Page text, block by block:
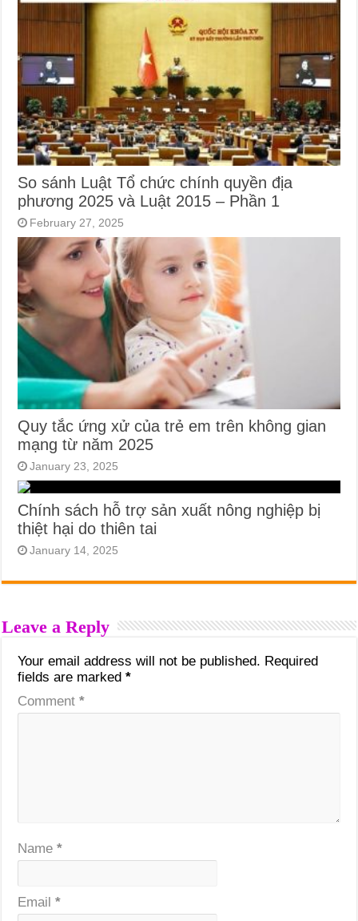
So sánh Luật Tổ chức chính quyền địa
phương 2025 và Luật 2015 – Phần 1
February 27, 2025
Quy tắc ứng xử của trẻ em trên không gian
mạng từ năm 2025
January 23, 2025
Chính sách hỗ trợ sản xuất nông nghiệp bị
thiệt hại do thiên tai
January 14, 2025
Leave a Reply
Your email address will not be published. Required
fields are marked*
Comment*
Name*
Email*